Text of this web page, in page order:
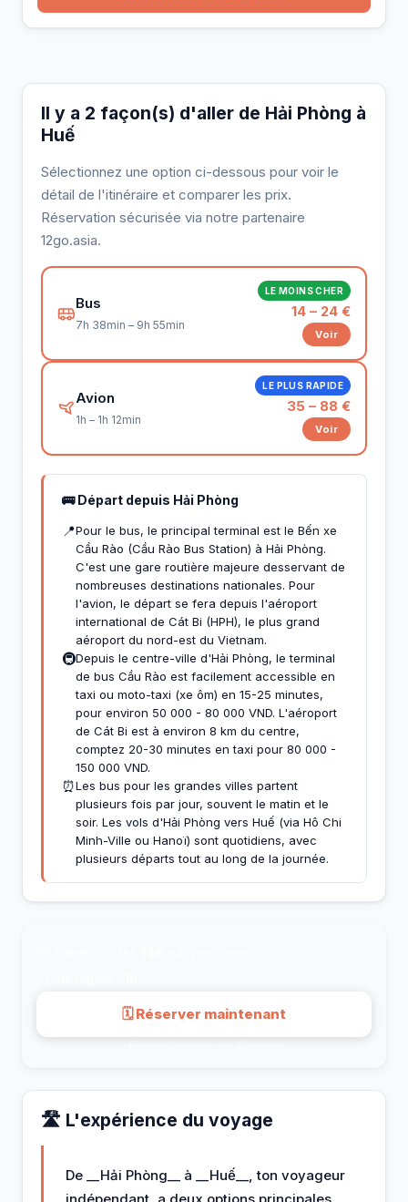
Il y a 2 façon(s) d'aller de Hải Phòng à
Huế
Sélectionnez une option ci-dessous pour voir le
détail de l'itinéraire et comparer les prix.
Réservation sécurisée via notre partenaire
12go.asia.
Bus
7h 38min – 9h 55min
LE MOINS CHER
14 – 24 €
Voir
Avion
1h – 1h 12min
LE PLUS RAPIDE
35 – 88 €
Voir
🚌 Départ depuis Hải Phòng
📍Pour le bus, le principal terminal est le Bến xe
Cầu Rào (Cầu Rào Bus Station) à Hải Phòng.
C'est une gare routière majeure desservant de
nombreuses destinations nationales. Pour
l'avion, le départ se fera depuis l'aéroport
international de Cát Bi (HPH), le plus grand
aéroport du nord-est du Vietnam.
🚇Depuis le centre-ville d'Hải Phòng, le terminal
de bus Cầu Rào est facilement accessible en
taxi ou moto-taxi (xe ôm) en 15-25 minutes,
pour environ 50 000 - 80 000 VND. L'aéroport
de Cát Bi est à environ 8 km du centre,
comptez 20-30 minutes en taxi pour 80 000 -
150 000 VND.
⏰Les bus pour les grandes villes partent
plusieurs fois par jour, souvent le matin et le
soir. Les vols d'Hải Phòng vers Huế (via Hô Chi
Minh-Ville ou Hanoï) sont quotidiens, avec
plusieurs départs tout au long de la journée.
🗓 Réserver maintenant
🛣️ L'expérience du voyage
De __Hải Phòng__ à __Huế__, ton voyageur